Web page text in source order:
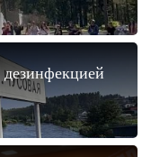
дезинфекцией